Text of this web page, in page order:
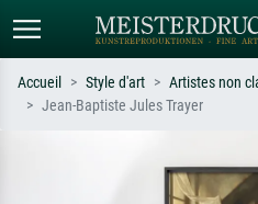
ex. Monet, Nuit étoilée,
Accueil Style d'art
Artistes non
Jean-Baptiste Jules Trayer